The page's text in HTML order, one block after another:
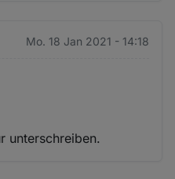
Mo. 18 Jan 2021 - 14:18
unterschreiben.